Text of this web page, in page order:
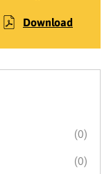
(0)
(0)
Download